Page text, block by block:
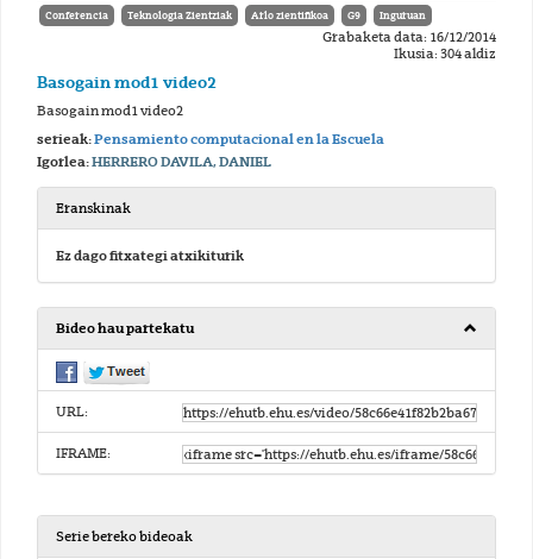
Conferencia Teknologia Zientziak Arlo zientifikoa G9 Inguruan
Grabaketa data: 16/12/2014
Ikusia: 304 aldiz
Basogain mod1 video2
Basogain mod1 video2
serieak:Pensamiento computacional en la Escuela
Igorlea:HERRERO DAVILA, DANIEL
Eranskinak
Ez dago fitxategi atxikiturik
Bideo hau partekatu
URL:
IFRAME:
Serie bereko bideoak